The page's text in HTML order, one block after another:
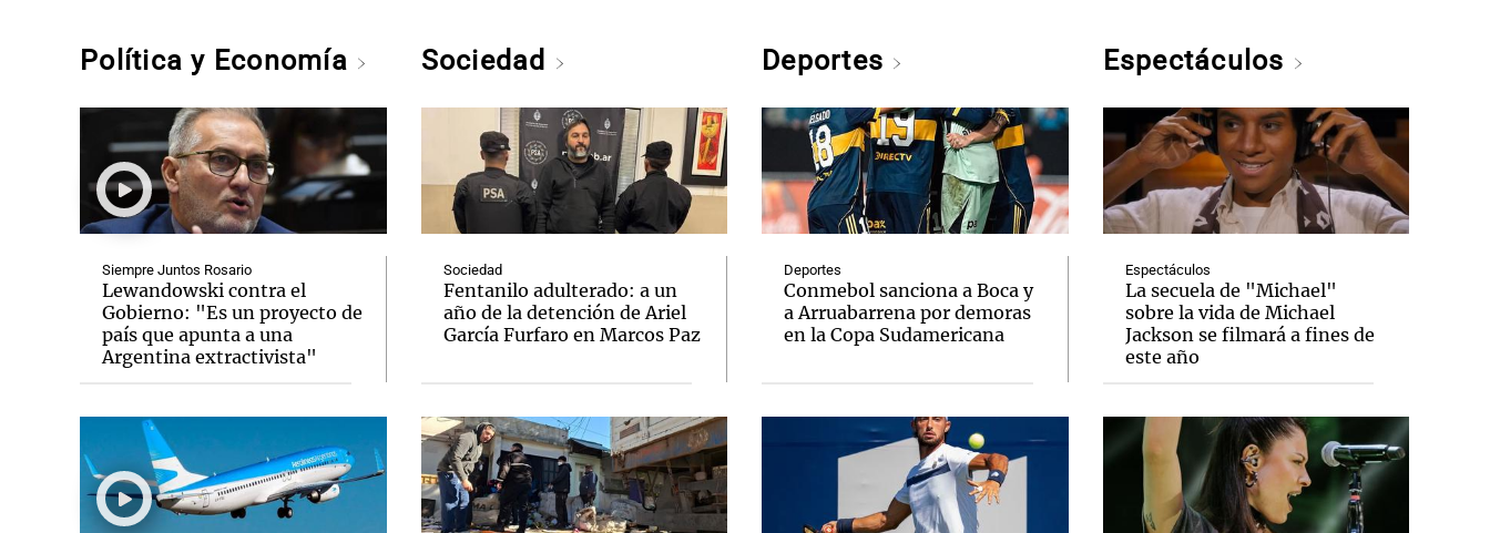
Política y Economía
Siempre Juntos Rosario
Lewandowski contra el
Gobierno: "Es un proyecto de
país que apunta a una
Argentina extractivista"
Sociedad
Sociedad
Fentanilo adulterado: a un
año de la detención de Ariel
García Furfaro en Marcos Paz
Deportes
Deportes
Conmebol sanciona a Boca y
a Arruabarrena por demoras
en la Copa Sudamericana
Espectáculos
Espectáculos
La secuela de "Michael"
sobre la vida de Michael
Jackson se filmará a fines de
este año